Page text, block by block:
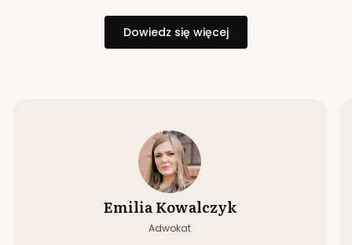
Dowiedz się więcej
Emilia Kowalczyk
Adwokat